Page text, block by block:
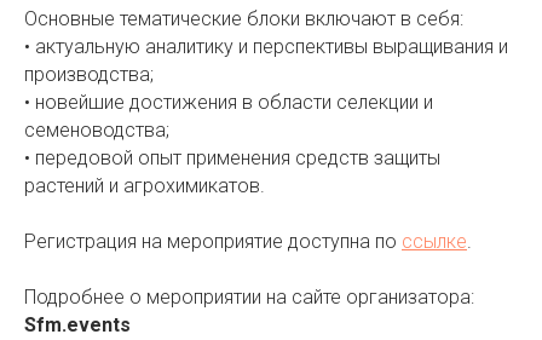
Основные тематические блоки включают в себя:
• актуальную аналитику и перспективы выращивания и
производства;
• новейшие достижения в области селекции и
семеноводства;
• передовой опыт применения средств защиты
растений и агрохимикатов.
Регистрация на мероприятие доступна по ссылке
Подробнее о мероприятии на сайте организатора:
Sfm.events